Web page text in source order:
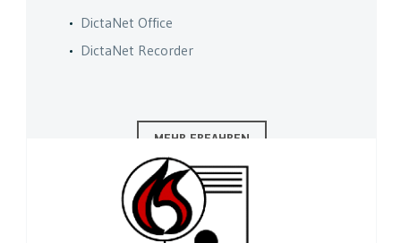
DictaNet Office
DictaNet Recorder
MEHR ERFAHREN